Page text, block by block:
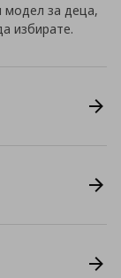
модел за деца,
избирате.